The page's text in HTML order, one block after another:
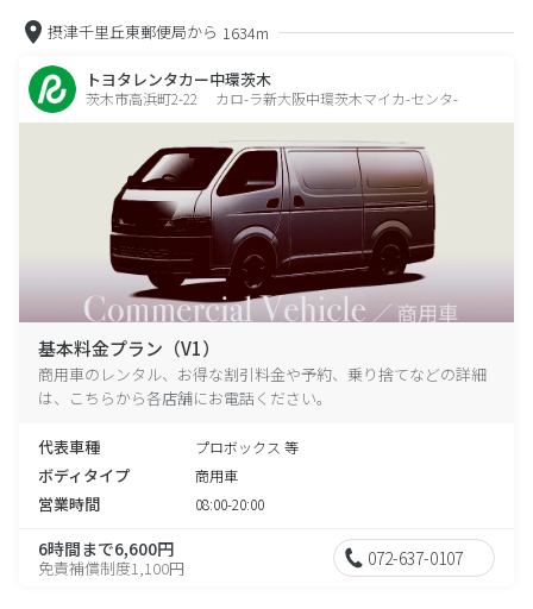
摂津千里丘東郵便局から 1634m
トヨタレンタカー中環茨木
茨木市高浜町2-22 カロ-ラ新大阪中環茨木マイカ-センタ-
基本料金プラン（V1）
商用車のレンタル、お得な割引料金や予約、乗り捨てなどの詳細
は、こちらから各店舗にお電話ください。
代表車種 プロボックス 等
ボディタイプ 商用車
営業時間 08:00-20:00
6時間まで6,600円
免責補償制度1,100円 072-637-0107